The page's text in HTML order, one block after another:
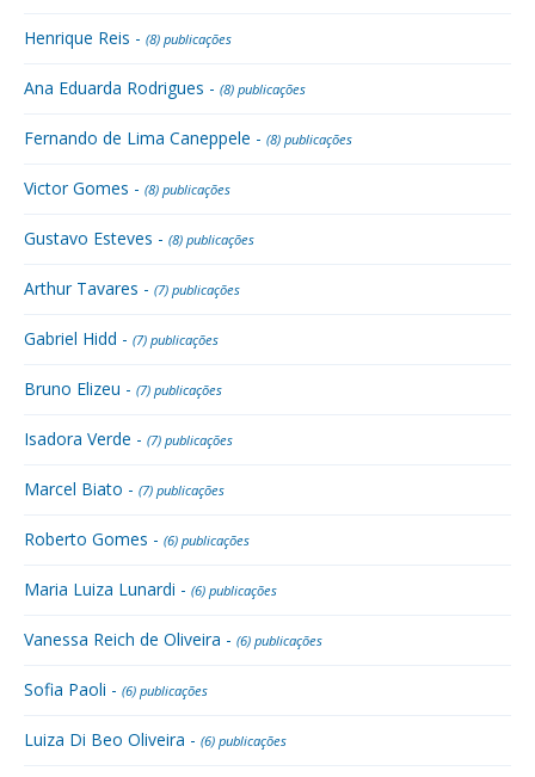
Henrique Reis - (8) publicações
Ana Eduarda Rodrigues - (8) publicações
Fernando de Lima Caneppele - (8) publicações
Victor Gomes - (8) publicações
Gustavo Esteves - (8) publicações
Arthur Tavares - (7) publicações
Gabriel Hidd - (7) publicações
Bruno Elizeu - (7) publicações
Isadora Verde - (7) publicações
Marcel Biato - (7) publicações
Roberto Gomes - (6) publicações
Maria Luiza Lunardi - (6) publicações
Vanessa Reich de Oliveira - (6) publicações
Sofia Paoli - (6) publicações
Luiza Di Beo Oliveira - (6) publicações